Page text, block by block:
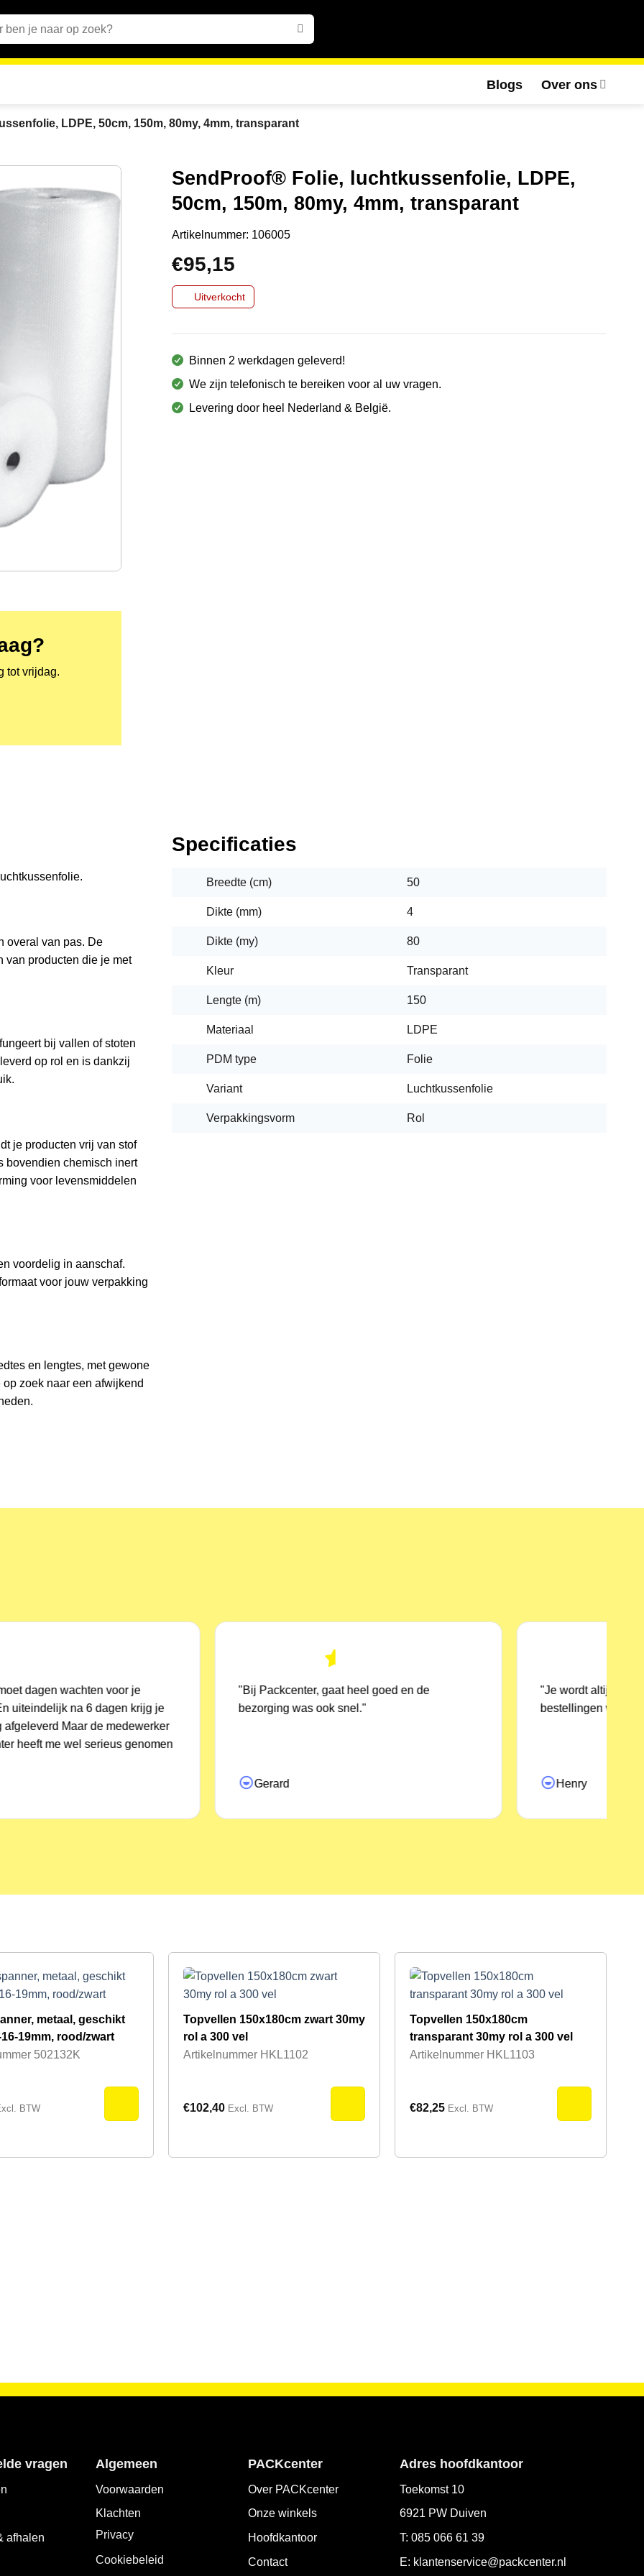
Blogs Over ons
LDPE, 50cm, 150m, 80my, 4mm, transparant
tot vrijdag.
SendProof® Folie, luchtkussenfolie, LDPE,
50cm, 150m, 80my, 4mm, transparant
Artikelnummer: 106005
€95,15
Uitverkocht
Binnen 2 werkdagen geleverd!
We zijn telefonisch te bereiken voor al uw vragen.
Levering door heel Nederland & België.
overal van pas. De
van producten die je met
bij vallen of stoten
op rol en is dankzij
je producten vrij van stof
bovendien chemisch inert
voor levensmiddelen
voordelig in aanschaf.
voor jouw verpakking
en lengtes, met gewone
zoek naar een afwijkend
Specificaties
Breedte (cm) 50
Dikte (mm) 4
Dikte (my) 80
Kleur Transparant
Lengte (m) 150
Materiaal LDPE
PDM type Folie
Variant Luchtkussenfolie
Verpakkingsvorm Rol
"Bij Packcenter, gaat heel goed en de
bezorging was ook snel."
"Je wordt altijd prettig geholpen en mijn
bestellingen worden altijd goed uitgevoerd."
metaal, geschikt
19mm, rood/zwart
502132K
BTW
Topvellen 150x180cm zwart 30my
rol a 300 vel
Artikelnummer HKL1102
€102,40 Excl. BTW
Topvellen 150x180cm
transparant 30my rol a 300 vel
Artikelnummer HKL1103
€82,25 Excl. BTW
vragen
afhalen
Algemeen
Voorwaarden
Klachten
Privacy
Cookiebeleid
PACKcenter
Over PACKcenter
Onze winkels
Hoofdkantoor
Contact
Adres hoofdkantoor
Toekomst 10
6921 PW Duiven
T: 085 066 61 39
E: klantenservice@packcenter.nl